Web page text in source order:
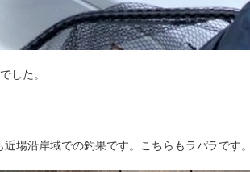
した。
場沿岸域での釣果です。こちらもラパラです。